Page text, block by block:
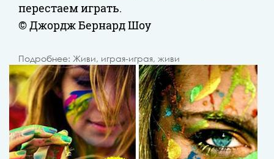
перестаем играть.
© Джордж Бернард Шоу
Подробнее: Живи, играя-играя, живи